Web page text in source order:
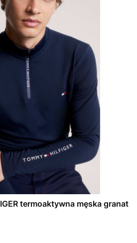
termoaktywna męska granat